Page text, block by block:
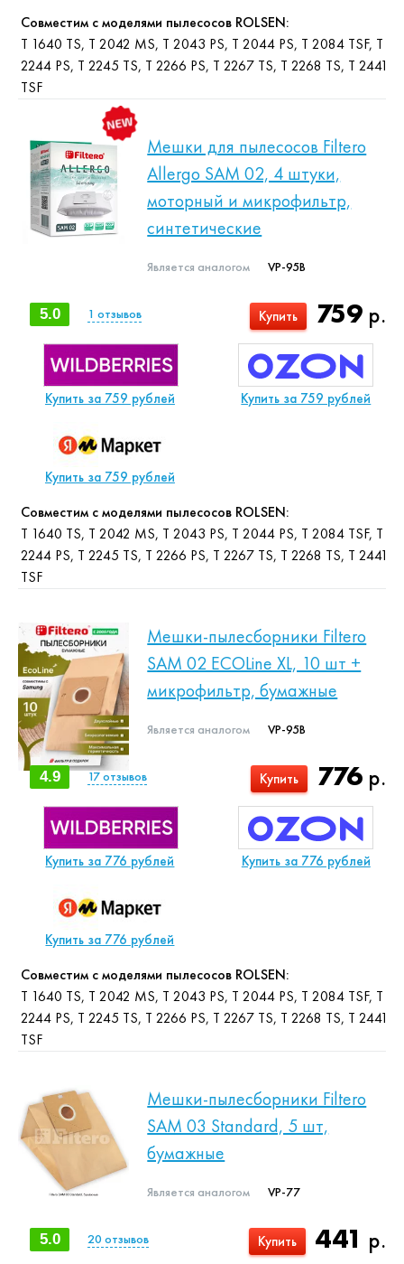
Совместим с моделями пылесосов ROLSEN:
T 1640 TS, T 2042 MS, T 2043 PS, T 2044 PS, T 2084 TSF, T
2244 PS, T 2245 TS, T 2266 PS, T 2267 TS, T 2268 TS, T 2441
TSF
Мешки для пылесосов Filtero
Allergo SAM 02, 4 штуки,
моторный и микрофильтр,
синтетические
Является аналогом VP-95B
759 р.
Купить
5.0 1 отзывов
Купить за 759 рублей Купить за 759 рублей
Купить за 759 рублей
Совместим с моделями пылесосов ROLSEN:
T 1640 TS, T 2042 MS, T 2043 PS, T 2044 PS, T 2084 TSF, T
2244 PS, T 2245 TS, T 2266 PS, T 2267 TS, T 2268 TS, T 2441
TSF
Мешки-пылесборники Filtero
SAM 02 ECOLine XL, 10 шт +
микрофильтр, бумажные
Является аналогом VP-95B
776 р.
Купить
4.9 17отзывов
Купить за 776 рублей Купить за 776 рублей
Купить за 776 рублей
Совместим с моделями пылесосов ROLSEN:
T 1640 TS, T 2042 MS, T 2043 PS, T 2044 PS, T 2084 TSF, T
2244 PS, T 2245 TS, T 2266 PS, T 2267 TS, T 2268 TS, T 2441
TSF
Мешки-пылесборники Filtero
SAM 03 Standard, 5 шт,
бумажные
Является аналогом VP-77
441 р.
Купить
5.0 20 отзывов